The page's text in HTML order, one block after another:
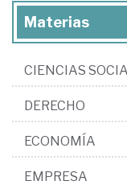
Materias
CIENCIAS
DERECHO
ECONOMÍA
EMPRESA